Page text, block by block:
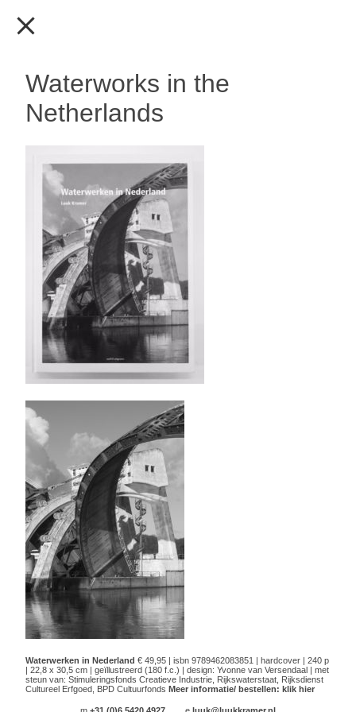
Waterworks in the
Netherlands
Waterwerken in Nederland € 49,95 | isbn 9789462083851 | hardcover | 240 p
| 22,8 x 30,5 cm | geïllustreerd (180 f.c.) | design: Yvonne van Versendaal | met
steun van: Stimuleringsfonds Creatieve Industrie, Rijkswaterstaat, Rijksdienst
Cultureel Erfgoed, BPD Cultuurfonds Meer informatie/ bestellen: klik hier